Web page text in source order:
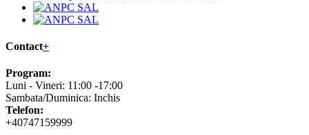
Contact+
Program:
Luni - Vineri: 11:00 -17:00
Sambata/Duminica: Inchis
Telefon:
+40747159999